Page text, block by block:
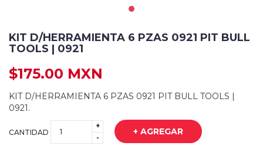
KIT D/HERRAMIENTA 6 PZAS 0921 PIT BULL
TOOLS | 0921
$175.00 MXN
KIT D/HERRAMIENTA 6 PZAS 0921 PIT BULL TOOLS |
0921.
CANTIDAD
+
-
+ AGREGAR